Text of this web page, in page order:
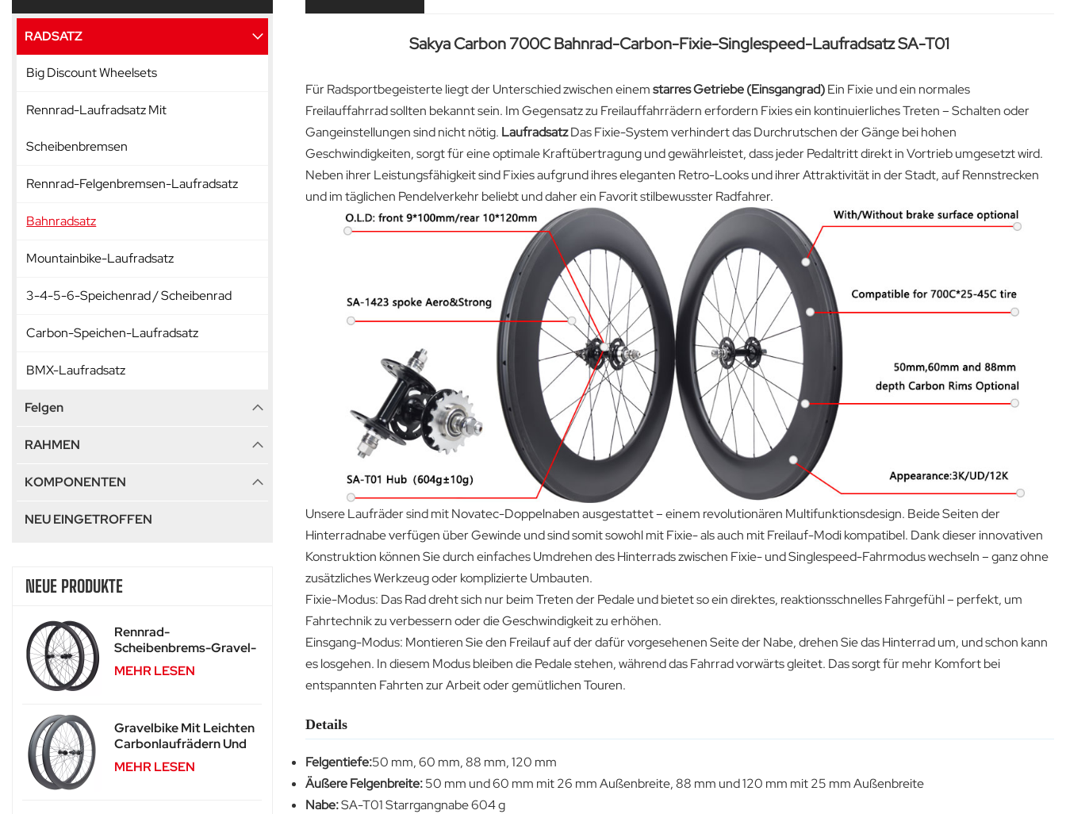
RADSATZ
Big Discount Wheelsets
Rennrad-Laufradsatz Mit
Scheibenbremsen
Rennrad-Felgenbremsen-Laufradsatz
Bahnradsatz
Mountainbike-Laufradsatz
3-4-5-6-Speichenrad / Scheibenrad
Carbon-Speichen-Laufradsatz
BMX-Laufradsatz
Felgen
RAHMEN
KOMPONENTEN
NEU EINGETROFFEN
NEUE PRODUKTE
Rennrad-
Scheibenbrems-Gravel-
Carbonlaufräder Für
SA-RD02
MEHR LESEN
Gravelbike Mit Leichten
Carbonlaufrädern Und
Scheibenbremse SA-
RD02SL
MEHR LESEN
Sakya Carbon 700C Bahnrad-Carbon-Fixie-Singlespeed-Laufradsatz SA-T01
Für Radsportbegeisterte liegt der Unterschied zwischen einemstarres Getriebe (Einsgangrad)Ein Fixie und ein normales
Freilauffahrrad sollten bekannt sein. Im Gegensatz zu Freilauffahrrädern erfordern Fixies ein kontinuierliches Treten – Schalten oder
Gangeinstellungen sind nicht nötig. LaufradsatzDas Fixie-System verhindert das Durchrutschen der Gänge bei hohen
Geschwindigkeiten, sorgt für eine optimale Kraftübertragung und gewährleistet, dass jeder Pedaltritt direkt in Vortrieb umgesetzt wird.
Neben ihrer Leistungsfähigkeit sind Fixies aufgrund ihres eleganten Retro-Looks und ihrer Attraktivität in der Stadt, auf Rennstrecken
und im täglichen Pendelverkehr beliebt und daher ein Favorit stilbewusster Radfahrer.
Unsere Laufräder sind mit Novatec-Doppelnaben ausgestattet – einem revolutionären Multifunktionsdesign. Beide Seiten der
Hinterradnabe verfügen über Gewinde und sind somit sowohl mit Fixie- als auch mit Freilauf-Modi kompatibel. Dank dieser innovativen
Konstruktion können Sie durch einfaches Umdrehen des Hinterrads zwischen Fixie- und Singlespeed-Fahrmodus wechseln – ganz ohne
zusätzliches Werkzeug oder komplizierte Umbauten.
Fixie-Modus: Das Rad dreht sich nur beim Treten der Pedale und bietet so ein direktes, reaktionsschnelles Fahrgefühl – perfekt, um
Fahrtechnik zu verbessern oder die Geschwindigkeit zu erhöhen.
Einsgang-Modus: Montieren Sie den Freilauf auf der dafür vorgesehenen Seite der Nabe, drehen Sie das Hinterrad um, und schon kann
es losgehen. In diesem Modus bleiben die Pedale stehen, während das Fahrrad vorwärts gleitet. Das sorgt für mehr Komfort bei
entspannten Fahrten zur Arbeit oder gemütlichen Touren.
Details
Felgentiefe:50 mm, 60 mm, 88 mm, 120 mm
Äußere Felgenbreite:50 mm und 60 mm mit 26 mm Außenbreite, 88 mm und 120 mm mit 25 mm Außenbreite
Nabe:SA-T01 Starrgangnabe 604 g